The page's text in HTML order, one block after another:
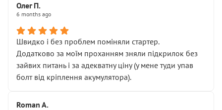
Олег П.
6 months ago
Швидко і без проблем поміняли стартер.
Додатково за моїм проханням зняли підкрилок без
зайвих питань і за адекватну ціну (у мене туди упав
болт від кріплення акумулятора).
Roman A.